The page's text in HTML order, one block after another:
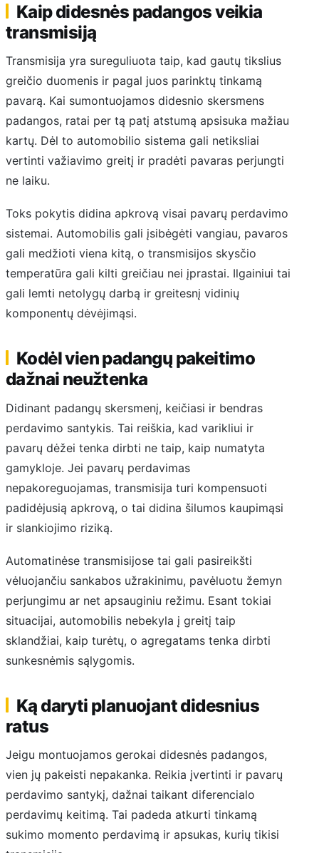
Kaip didesnės padangos veikia
transmisiją
Transmisija yra sureguliuota taip, kad gautų tikslius
greičio duomenis ir pagal juos parinktų tinkamą
pavarą. Kai sumontuojamos didesnio skersmens
padangos, ratai per tą patį atstumą apsisuka mažiau
kartų. Dėl to automobilio sistema gali netiksliai
vertinti važiavimo greitį ir pradėti pavaras perjungti
ne laiku.
Toks pokytis didina apkrovą visai pavarų perdavimo
sistemai. Automobilis gali įsibėgėti vangiau, pavaros
gali medžioti viena kitą, o transmisijos skysčio
temperatūra gali kilti greičiau nei įprastai. Ilgainiui tai
gali lemti netolygų darbą ir greitesnį vidinių
komponentų dėvėjimąsi.
Kodėl vien padangų pakeitimo
dažnai neužtenka
Didinant padangų skersmenį, keičiasi ir bendras
perdavimo santykis. Tai reiškia, kad varikliui ir
pavarų dėžei tenka dirbti ne taip, kaip numatyta
gamykloje. Jei pavarų perdavimas
nepakoreguojamas, transmisija turi kompensuoti
padidėjusią apkrovą, o tai didina šilumos kaupimąsi
ir slankiojimo riziką.
Automatinėse transmisijose tai gali pasireikšti
vėluojančiu sankabos užrakinimu, pavėluotu žemyn
perjungimu ar net apsauginiu režimu. Esant tokiai
situacijai, automobilis nebekyla į greitį taip
sklandžiai, kaip turėtų, o agregatams tenka dirbti
sunkesnėmis sąlygomis.
Ką daryti planuojant didesnius
ratus
Jeigu montuojamos gerokai didesnės padangos,
vien jų pakeisti nepakanka. Reikia įvertinti ir pavarų
perdavimo santykį, dažnai taikant diferencialo
perdavimų keitimą. Tai padeda atkurti tinkamą
sukimo momento perdavimą ir apsukas, kurių tikisi